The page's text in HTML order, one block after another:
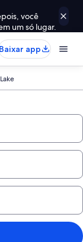
você
um só lugar.
app